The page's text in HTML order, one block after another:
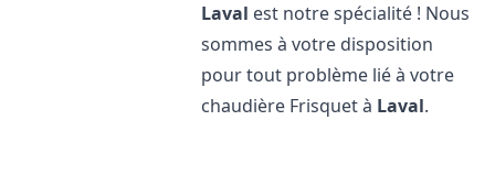
Laval est notre spécialité ! Nous
sommes à votre disposition
pour tout problème lié à votre
chaudière Frisquet à Laval.